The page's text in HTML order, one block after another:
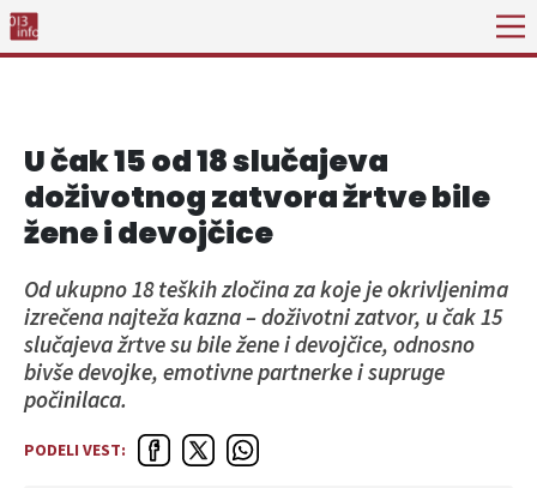
U čak 15 od 18 slučajeva
doživotnog zatvora žrtve bile
žene i devojčice
Od ukupno 18 teških zločina za koje je okrivljenima
izrečena najteža kazna – doživotni zatvor, u čak 15
slučajeva žrtve su bile žene i devojčice, odnosno
bivše devojke, emotivne partnerke i supruge
počinilaca.
PODELI VEST: